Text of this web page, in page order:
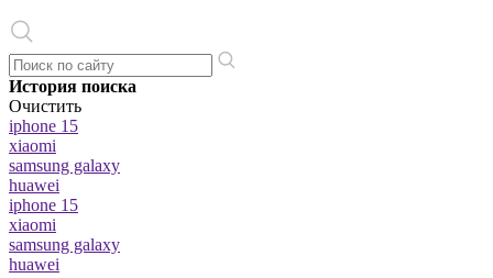
История поиска
Очистить
iphone 15
xiaomi
samsung galaxy
huawei
iphone 15
xiaomi
samsung galaxy
huawei